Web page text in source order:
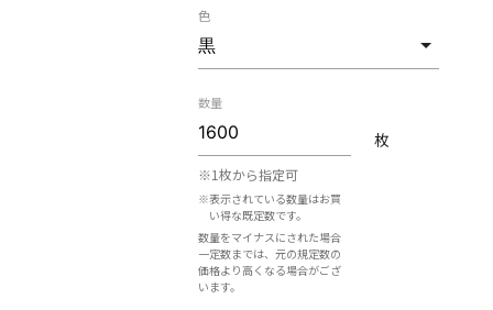
色
数量
※1枚から指定可
※表示されている数量はお買
い得な既定数です。
数量をマイナスにされた場合
一定数までは、元の規定数の
価格より高くなる場合がござ
います。
枚